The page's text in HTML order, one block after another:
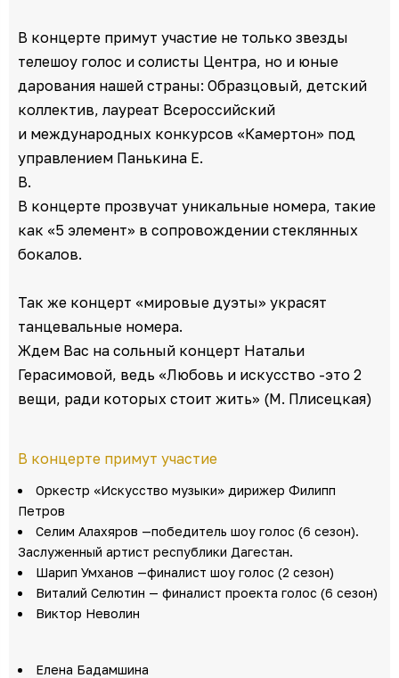
В концерте примут участие не только звезды
телешоу голос и солисты Центра, но и юные
дарования нашей страны: Образцовый, детский
коллектив, лауреат Всероссийский
и международных конкурсов «Камертон» под
управлением Панькина Е.
В.
В концерте прозвучат уникальные номера, такие
как «5 элемент» в сопровождении стеклянных
бокалов.
Так же концерт «мировые дуэты» украсят
танцевальные номера.
Ждем Вас на сольный концерт Натальи
Герасимовой, ведь «Любовь и искусство -это 2
вещи, ради которых стоит жить» (М. Плисецкая)
В концерте примут участие
Оркестр «Искусство музыки» дирижер Филипп
Петров
Селим Алахяров —победитель шоу голос (6 сезон).
Заслуженный артист республики Дагестан.
Шарип Умханов —финалист шоу голос (2 сезон)
Виталий Селютин — финалист проекта голос (6 сезон)
Виктор Неволин
Елена Бадамшина